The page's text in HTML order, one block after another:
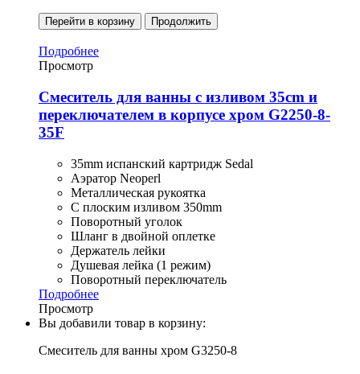
Перейти в корзину Продолжить
Подробнее
Просмотр
Смеситель для ванны с изливом 35cm и
переключателем в корпусе хром G2250-8-
35F
35mm испанский картридж Sedal
Аэратор Neoperl
Металлическая рукоятка
С плоским изливом 350mm
Поворотный уголок
Шланг в двойной оплетке
Держатель лейки
Душевая лейка (1 режим)
Поворотный переключатель
Подробнее
Просмотр
Вы добавили товар в корзину:
Смеситель для ванны хром G3250-8